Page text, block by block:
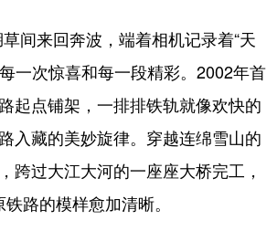
来回奔波，端着相机记录着“天
一次惊喜和每一段精彩。2002年首
起点铺架，一排排铁轨就像欢快的
入藏的美妙旋律。穿越连绵雪山的
跨过大江大河的一座座大桥完工，
路的模样愈加清晰。